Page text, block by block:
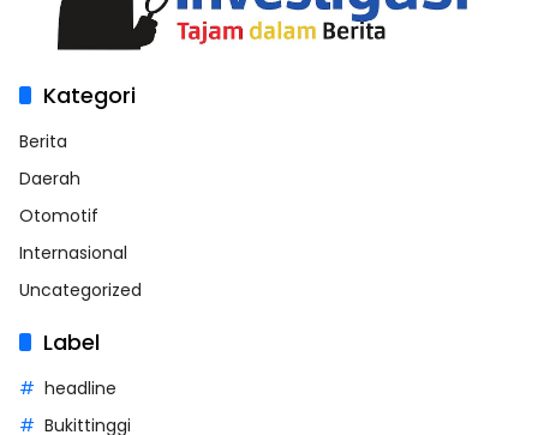
Kategori
Berita
Daerah
Otomotif
Internasional
Uncategorized
Label
headline
Bukittinggi